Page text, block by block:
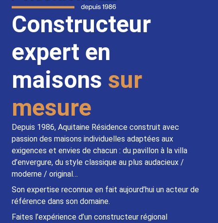
Constructeur
expert en
maisons sur
mesure
Depuis 1986, Aquitaine Résidence construit avec
passion des maisons individuelles adaptées aux
exigences et envies de chacun : du pavillon à la villa
d’envergure, du style classique au plus audacieux /
moderne / original…
Son expertise reconnue en fait aujourd’hui un acteur de
référence dans son domaine.
Faites l’expérience d’un constructeur régional